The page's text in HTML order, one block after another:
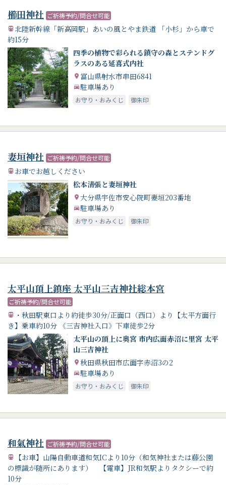
櫛田神社 ご祈祷予約/問合せ可能
北陸新幹線「新高岡駅」あいの風とやま鉄道 「小杉」から車で
約15分
四季の植物で彩られる鎮守の森とステンドグ
ラスのある延喜式内社
富山県射水市串田6841
駐車場あり
お守り・おみくじ 御朱印
妻垣神社 ご祈祷予約/問合せ可能
お車でお越しください
松本清張と妻垣神社
大分県宇佐市安心院町妻垣203番地
駐車場あり
お守り・おみくじ 御朱印
太平山頂上鎮座 太平山三吉神社総本宮
ご祈祷予約/問合せ可能
・秋田駅東口より約徒歩30分/正面口（西口）より【太平方面行
き】乗車約10分 《三吉神社入口》下車徒歩2分
太平山の頂上に奥宮 市内広面赤沼に里宮 太平
山三吉神社
秋田県秋田市広面字赤沼3の2
駐車場あり
お守り・おみくじ 御朱印
和氣神社 ご祈祷予約/問合せ可能
【お車】山陽自動車道和気ICより10分（和気神社または藤公園
の標識が随所にあります） 【電車】JR和気駅よりタクシーで約
10分